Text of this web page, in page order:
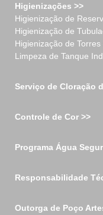
Higienizações >>
Higienização de
Higienização de
Higienização de
Limpeza de Tanque
Serviço de Cloração
Controle de Cor >>
Programa Água
Responsabilidade
Outorga de Poço